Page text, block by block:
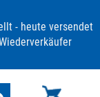
- heute versendet